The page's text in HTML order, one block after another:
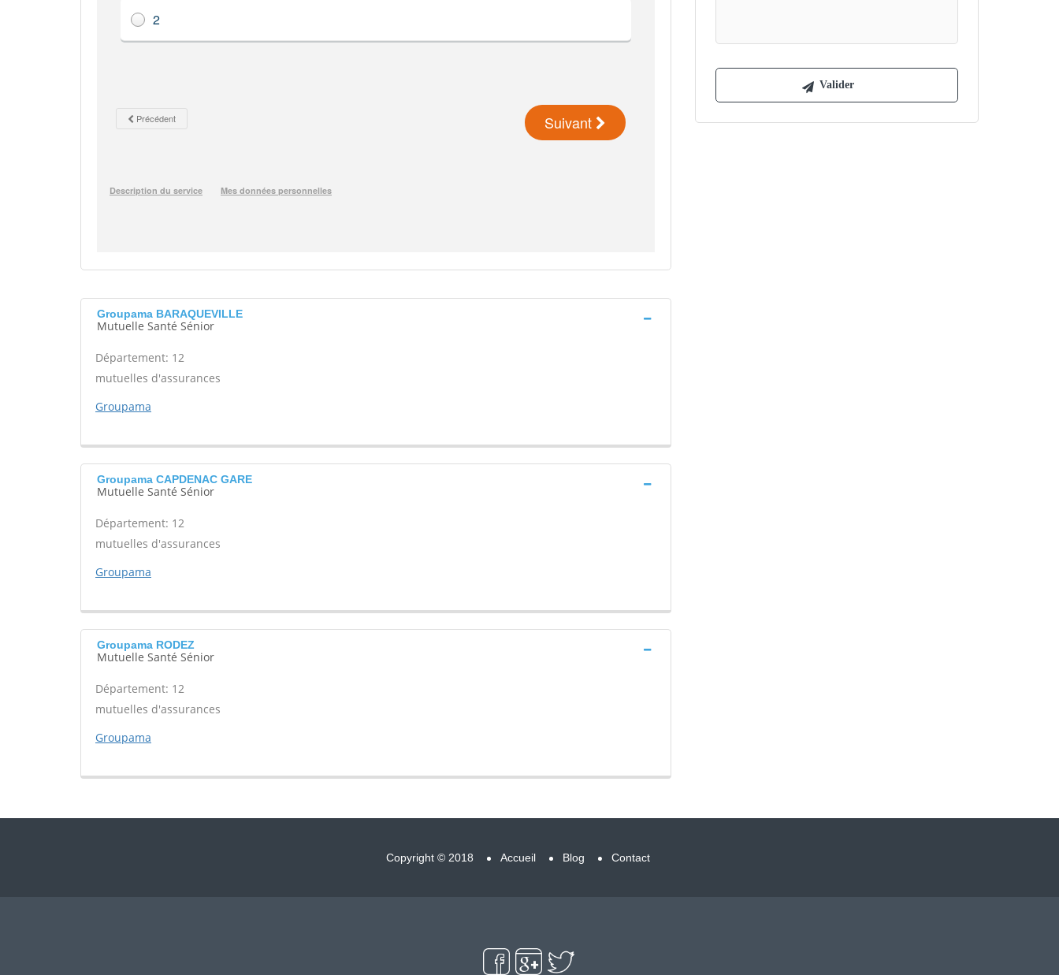
Groupama BARAQUEVILLE
Mutuelle Santé Sénior
Département: 12
mutuelles d'assurances
Groupama
Groupama CAPDENAC GARE
Mutuelle Santé Sénior
Département: 12
mutuelles d'assurances
Groupama
Groupama RODEZ
Mutuelle Santé Sénior
Département: 12
mutuelles d'assurances
Groupama
Copyright © 2018 Accueil Blog Contact